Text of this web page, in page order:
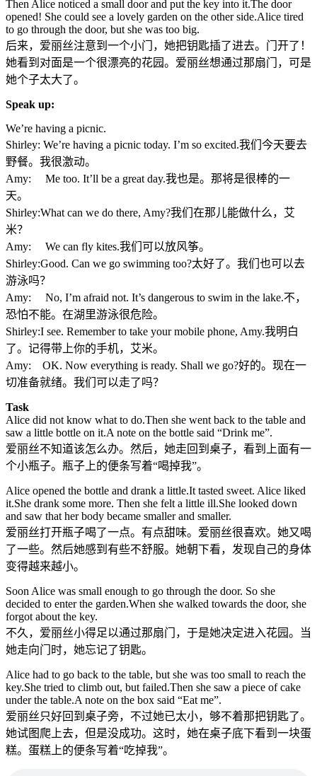
Then Alice noticed a small door and put the key into it.The door
opened! She could see a lovely garden on the other side.Alice tired
to go through the door, but she was too big.
后来，爱丽丝注意到一个小门，她把钥匙插了进去。门开了！
她看到对面是一个很漂亮的花园。爱丽丝想通过那扇门，可是
她个子太大了。
Speak up:
We’re having a picnic.
Shirley: We’re having a picnic today. I’m so excited.我们今天要去
野餐。我很激动。
Amy: Me too. It’ll be a great day.我也是。那将是很棒的一
天。
Shirley:What can we do there, Amy?我们在那儿能做什么，艾
米？
Amy: We can fly kites.我们可以放风筝。
Shirley:Good. Can we go swimming too?太好了。我们也可以去
游泳吗？
Amy: No, I’m afraid not. It’s dangerous to swim in the lake.不，
恐怕不能。在湖里游泳很危险。
Shirley:I see. Remember to take your mobile phone, Amy.我明白
了。记得带上你的手机，艾米。
Amy: OK. Now everything is ready. Shall we go?好的。现在一
切准备就绪。我们可以走了吗？
Task
Alice did not know what to do.Then she went back to the table and
saw a little bottle on it.A note on the bottle said “Drink me”.
爱丽丝不知道该怎么办。然后，她走回到桌子，看到上面有一
个小瓶子。瓶子上的便条写着“喝掉我”。
Alice opened the bottle and drank a little.It tasted sweet. Alice liked
it.She drank some more. Then she felt a little ill.She looked down
and saw that her body became smaller and smaller.
爱丽丝打开瓶子喝了一点。有点甜味。爱丽丝很喜欢。她又喝
了一些。然后她感到有些不舒服。她朝下看，发现自己的身体
变得越来越小。
Soon Alice was small enough to go through the door. So she
decided to enter the garden.When she walked towards the door, she
forgot about the key.
不久，爱丽丝小得足以通过那扇门，于是她决定进入花园。当
她走向门时，她忘记了钥匙。
Alice had to go back to the table, but she was too small to reach the
key.She tried to climb out, but failed.Then she saw a piece of cake
under the table.A note on the box said “Eat me”.
爱丽丝只好回到桌子旁，不过她已太小，够不着那把钥匙了。
她试图爬上去，但是没成功。这时，她在桌子底下看到一块蛋
糕。蛋糕上的便条写着“吃掉我”。